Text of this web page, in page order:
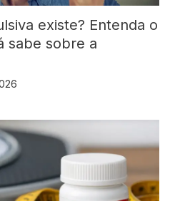
existe? Entenda o
sabe sobre a